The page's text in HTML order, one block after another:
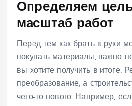
Определяем
масштаб работ
Перед тем как брать в руки
покупать материалы, важно
вы хотите получить в итоге.
преобразование, а
чего-то нового. Например,